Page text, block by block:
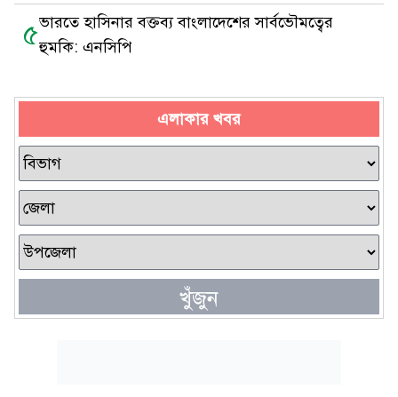
৫ভারতে হাসিনার বক্তব্য বাংলাদেশের সার্বভৌমত্বের
হুমকি: এনসিপি
এলাকার খবর
খুঁজুন